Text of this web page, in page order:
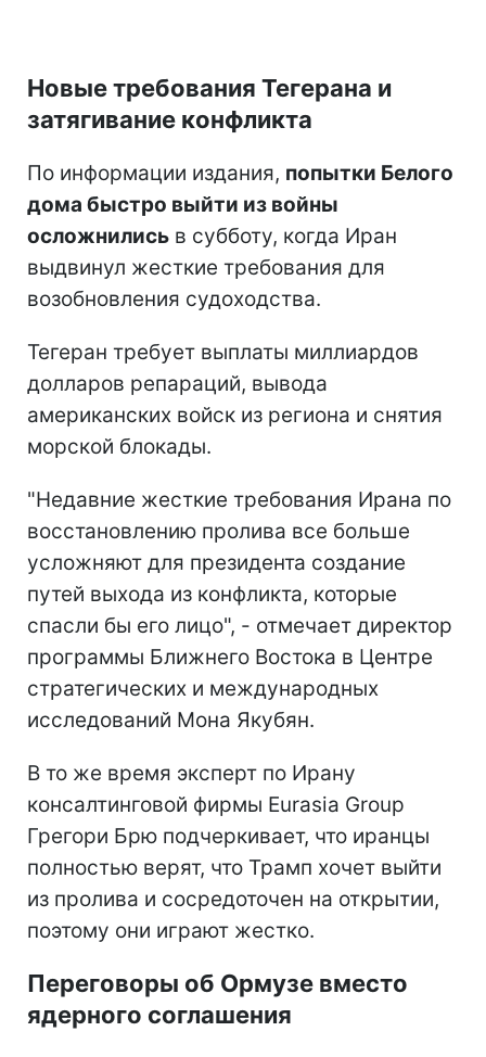
Новые требования Тегерана и
затягивание конфликта
По информации издания, попытки Белого
дома быстро выйти из войны
осложнились в субботу, когда Иран
выдвинул жесткие требования для
возобновления судоходства.
Тегеран требует выплаты миллиардов
долларов репараций, вывода
американских войск из региона и снятия
морской блокады.
"Недавние жесткие требования Ирана по
восстановлению пролива все больше
усложняют для президента создание
путей выхода из конфликта, которые
спасли бы его лицо", - отмечает директор
программы Ближнего Востока в Центре
стратегических и международных
исследований Мона Якубян.
В то же время эксперт по Ирану
консалтинговой фирмы Eurasia Group
Грегори Брю подчеркивает, что иранцы
полностью верят, что Трамп хочет выйти
из пролива и сосредоточен на открытии,
поэтому они играют жестко.
Переговоры об Ормузе вместо
ядерного соглашения